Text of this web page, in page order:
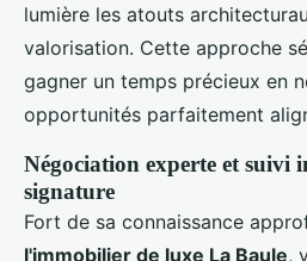
lumière les atouts
valorisation. Cette approche
gagner un temps précieux en
opportunités parfaitement
Négociation experte et suivi
signature
Fort de sa connaissance
l'immobilier de luxe La Baule,